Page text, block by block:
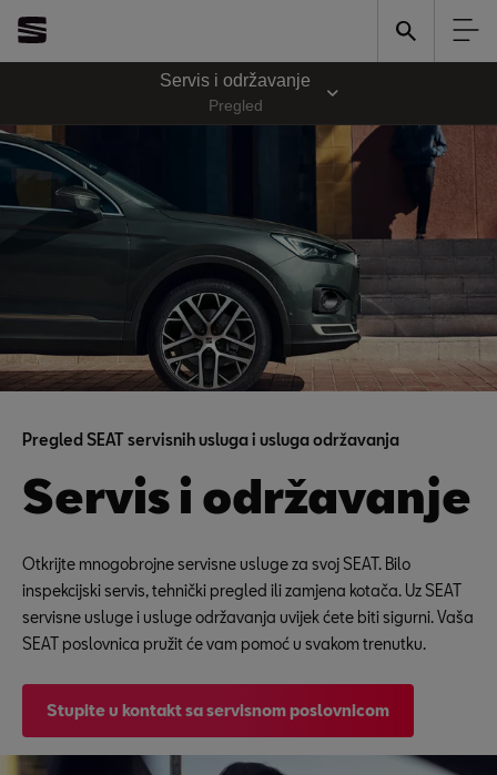
Servis i održavanje
Pregled
Pregled SEAT servisnih usluga i usluga održavanja
Servis i održavanje
Otkrijte mnogobrojne servisne usluge za svoj SEAT. Bilo
inspekcijski servis, tehnički pregled ili zamjena kotača. Uz SEAT
servisne usluge i usluge održavanja uvijek ćete biti sigurni. Vaša
SEAT poslovnica pružit će vam pomoć u svakom trenutku.
Stupite u kontakt sa servisnom poslovnicom